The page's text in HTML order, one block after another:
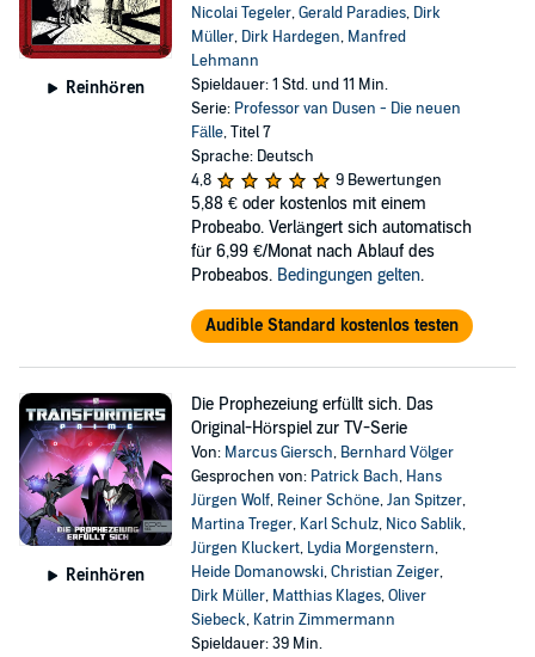
Reinhören
Nicolai Tegeler,Gerald Paradies, Dirk
Müller, Dirk Hardegen, Manfred
Lehmann
Spieldauer: 1 Std. und 11 Min.
Serie: Professor van Dusen - Die neuen
Fälle, Titel 7
Sprache: Deutsch
4,8
9 Bewertungen
5,88 € oder kostenlos mit einem
Probeabo. Verlängert sich automatisch
für 6,99 €/Monat nach Ablauf des
Probeabos. Bedingungen gelten.
Audible Standard kostenlos testen
Reinhören
Die Prophezeiung erfüllt sich. Das
Original-Hörspiel zur TV-Serie
Von: Marcus Giersch, Bernhard Völger
Gesprochen von: Patrick Bach, Hans
Jürgen Wolf, Reiner Schöne,Jan Spitzer,
Martina Treger, Karl Schulz, Nico Sablik,
Jürgen Kluckert, Lydia Morgenstern,
Heide Domanowski,Christian Zeiger,
Dirk Müller, Matthias Klages,Oliver
Siebeck, Katrin Zimmermann
Spieldauer: 39 Min.